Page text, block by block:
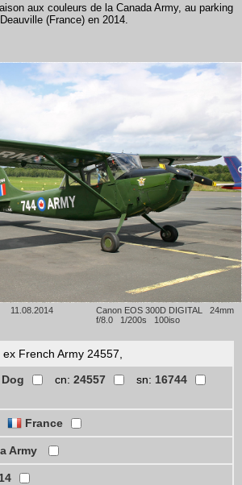
aux couleurs de la Canada Army, au parking
(France) en 2014.
11.08.2014
Canon EOS 300D DIGITAL 24mm
f/8.0 1/200s 100iso
ex French Army 24557,
cn: 24557 sn: 16744
France
Army